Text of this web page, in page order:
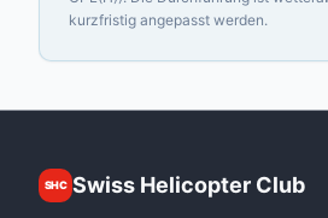
kurzfristig angepasst werden.
SHC Swiss Helicopter Club